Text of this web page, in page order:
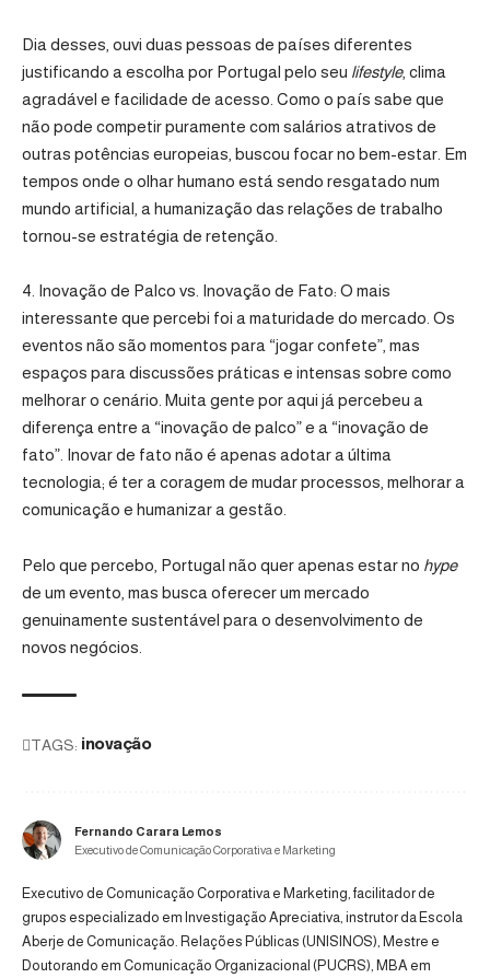
Dia desses, ouvi duas pessoas de países diferentes
justificando a escolha por Portugal pelo seu lifestyle, clima
agradável e facilidade de acesso. Como o país sabe que
não pode competir puramente com salários atrativos de
outras potências europeias, buscou focar no bem-estar. Em
tempos onde o olhar humano está sendo resgatado num
mundo artificial, a humanização das relações de trabalho
tornou-se estratégia de retenção.
4. Inovação de Palco vs. Inovação de Fato: O mais
interessante que percebi foi a maturidade do mercado. Os
eventos não são momentos para “jogar confete”, mas
espaços para discussões práticas e intensas sobre como
melhorar o cenário. Muita gente por aqui já percebeu a
diferença entre a “inovação de palco” e a “inovação de
fato”. Inovar de fato não é apenas adotar a última
tecnologia; é ter a coragem de mudar processos, melhorar a
comunicação e humanizar a gestão.
Pelo que percebo, Portugal não quer apenas estar no hype
de um evento, mas busca oferecer um mercado
genuinamente sustentável para o desenvolvimento de
novos negócios.
TAGS: inovação
Fernando Carara Lemos
Executivo de Comunicação Corporativa e Marketing
Executivo de Comunicação Corporativa e Marketing, facilitador de
grupos especializado em Investigação Apreciativa, instrutor da Escola
Aberje de Comunicação. Relações Públicas (UNISINOS), Mestre e
Doutorando em Comunicação Organizacional (PUCRS), MBA em